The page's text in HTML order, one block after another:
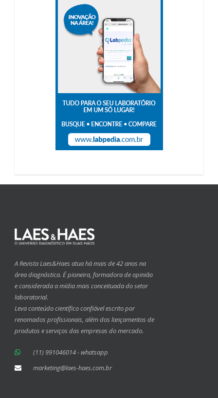
A Revista Laes&Haes atua há mais de 42 anos na
área diagnóstica. É pioneira, formadora de opinião
e considerada a mídia mais conceituada do setor
laboratorial.
Leva conteúdo científico confiável escrito por
renomados profissionais, além dos lançamentos de
produtos e serviços das empresas do mercado.
(11) 991046014 - whatsapp
marketing@laes-haes.com.br